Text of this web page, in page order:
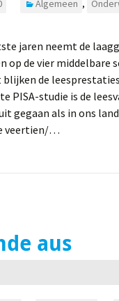
Algemeen ,
jaren neemt de
op de vier
blijken de
PISA-studie is de
gegaan als in ons
veertien/…
aus